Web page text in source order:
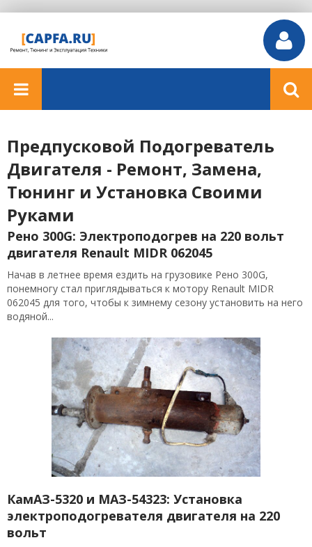
Предпусковой Подогреватель
Двигателя - Ремонт, Замена,
Тюнинг и Установка Своими
Руками
Рено 300G: Электроподогрев на 220 вольт
двигателя Renault MIDR 062045
Начав в летнее время ездить на грузовике Рено 300G,
понемногу стал приглядываться к мотору Renault MIDR
062045 для того, чтобы к зимнему сезону установить на него
водяной...
КамАЗ-5320 и МАЗ-54323: Установка
электроподогревателя двигателя на 220
вольт